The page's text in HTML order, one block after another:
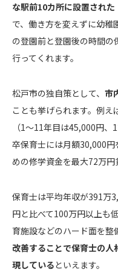
な駅前10カ所に設置された
で、働き方を変えずに幼稚
の登園前と登園後の時間の
行ってくれます。
松戸市の独自策として、 市
ことも挙げられます。例
（1～11年目は45,000円
卒保育士には月額30,000
めの修学資金を最大72万円
保育士は平均年収が391万
円と比べて100万円以上も
育施設などのハード面を整
改善することで保育士の
現しているといえます。